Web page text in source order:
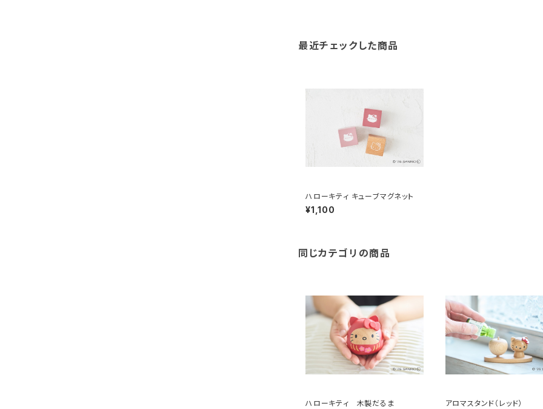
最近チェックした商品
ハローキティ キューブマグネット
¥1,100
同じカテゴリの商品
ハローキティ 木製だるま アロマスタンド（レッド）